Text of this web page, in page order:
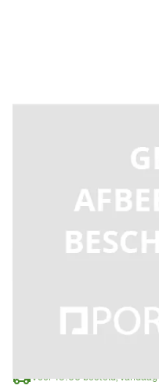
Incl. BTW
€ 65,44
Wanneer een offerte
Voor 15:00 besteld,